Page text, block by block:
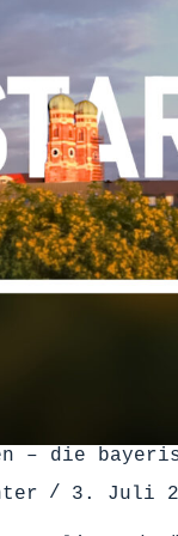
– die
3. Juli